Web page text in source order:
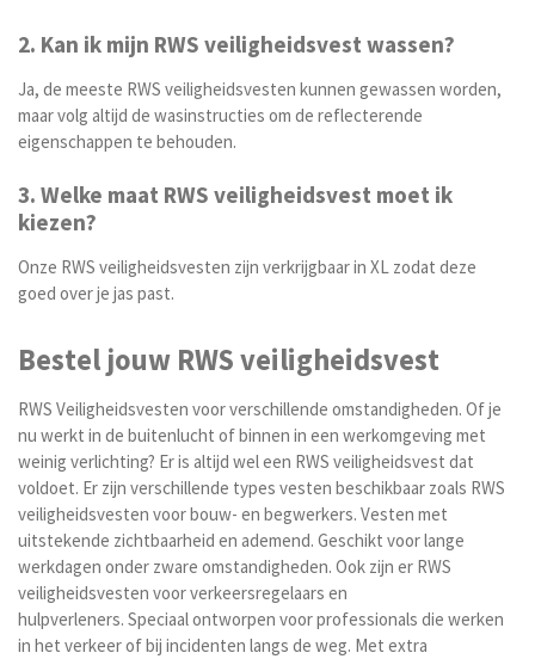
2. Kan ik mijn RWS veiligheidsvest wassen?
Ja, de meeste RWS veiligheidsvesten kunnen gewassen worden,
maar volg altijd de wasinstructies om de reflecterende
eigenschappen te behouden.
3. Welke maat RWS veiligheidsvest moet ik
kiezen?
Onze RWS veiligheidsvesten zijn verkrijgbaar in XL zodat deze
goed over je jas past.
Bestel jouw RWS veiligheidsvest
RWS Veiligheidsvesten voor verschillende omstandigheden. Of je
nu werkt in de buitenlucht of binnen in een werkomgeving met
weinig verlichting? Er is altijd wel een RWS veiligheidsvest dat
voldoet. Er zijn verschillende types vesten beschikbaar zoals RWS
veiligheidsvesten voor bouw- en begwerkers. Vesten met
uitstekende zichtbaarheid en ademend. Geschikt voor lange
werkdagen onder zware omstandigheden. Ook zijn er RWS
veiligheidsvesten voor verkeersregelaars en
hulpverleners. Speciaal ontworpen voor professionals die werken
in het verkeer of bij incidenten langs de weg. Met extra